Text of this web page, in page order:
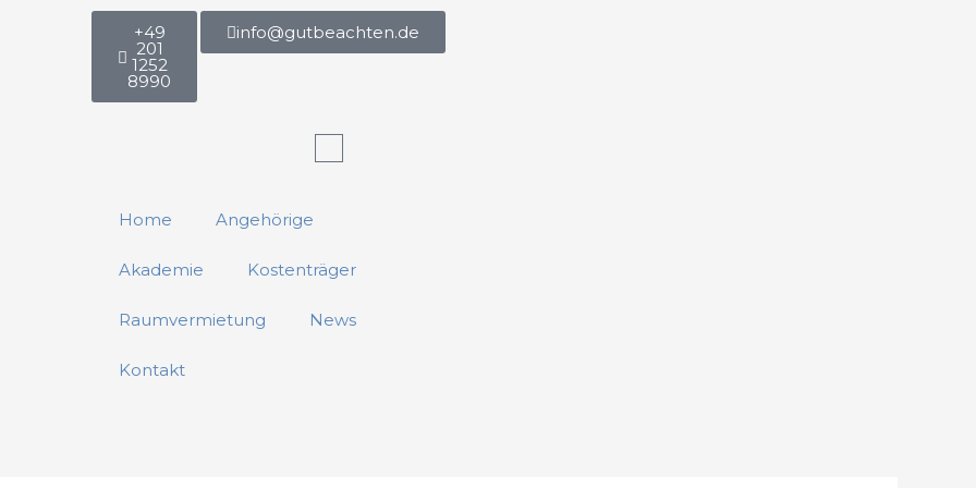
+49
201
1252
8990
info@gutbeachten.de
Home Angehörige
Akademie Kostenträger
Raumvermietung News
Kontakt